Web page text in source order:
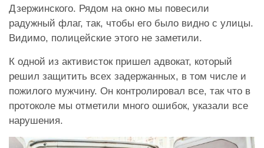
Дзержинского. Рядом на окно мы повесили
радужный флаг, так, чтобы его было видно с улицы.
Видимо, полицейские этого не заметили.
К одной из активисток пришел адвокат, который
решил защитить всех задержанных, в том числе и
пожилого мужчину. Он контролировал все, так что в
протоколе мы отметили много ошибок, указали все
нарушения.